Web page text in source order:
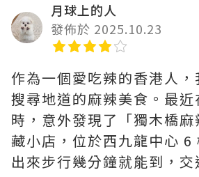
月球上的人
發佈於 2025.10.23
作為一個愛吃辣的香港人
搜尋地道的麻辣美食。最
時，意外發現了「獨木橋
藏小店，位於西九龍中心 6
出來步行幾分鐘就能到，交